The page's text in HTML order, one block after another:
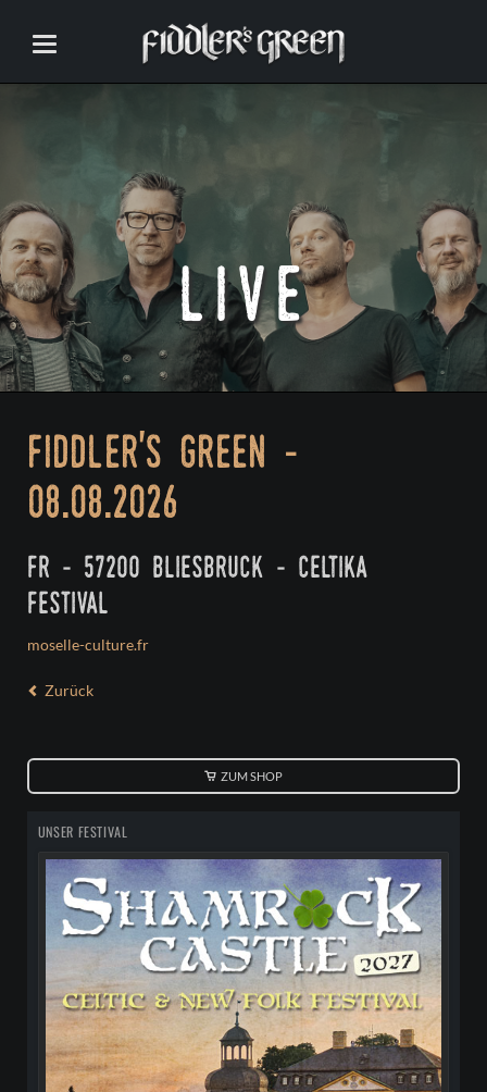
live
fiddler's green -
08.08.2026
fr - 57200 bliesbruck - celtika
festival
moselle-culture.fr
Zurück
ZUM SHOP
UNSER FESTIVAL